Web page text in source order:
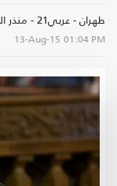
طهران - عربي21 - منذر الخطيب
13-Aug-15 01:04 PM